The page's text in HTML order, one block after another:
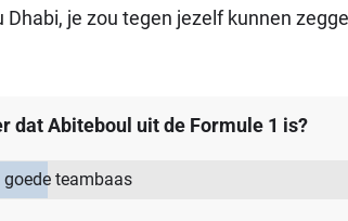
Dhabi, je zou tegen jezelf kunnen
dat Abiteboul uit de Formule 1 is?
teambaas